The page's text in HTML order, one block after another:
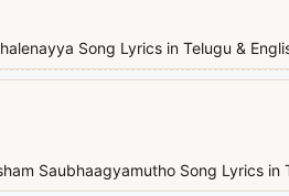
Song Lyrics in Telugu &
Saubhaagyamutho Song Lyrics in